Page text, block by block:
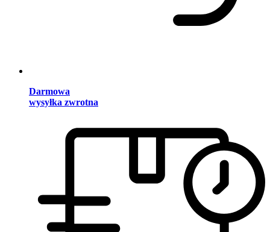
Darmowa
wysyłka zwrotna